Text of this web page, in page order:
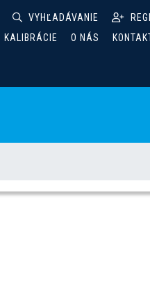
VYHĽADÁVANIE
KALIBRÁCIE O NÁS